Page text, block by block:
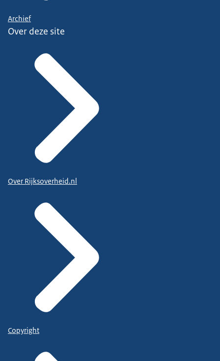
Archief
Over deze site
Over Rijksoverheid.nl
Copyright